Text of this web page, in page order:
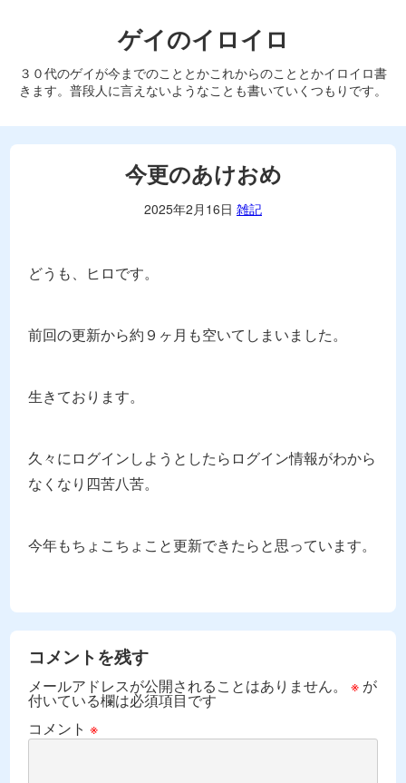
ゲイのイロイロ
３０代のゲイが今までのこととかこれからのこととかイロイロ書
きます。普段人に言えないようなことも書いていくつもりです。
今更のあけおめ
2025年2月16日 雑記
どうも、ヒロです。
前回の更新から約９ヶ月も空いてしまいました。
生きております。
久々にログインしようとしたらログイン情報がわから
なくなり四苦八苦。
今年もちょこちょこと更新できたらと思っています。
コメントを残す
メールアドレスが公開されることはありません。 ※ が
付いている欄は必須項目です
コメント※